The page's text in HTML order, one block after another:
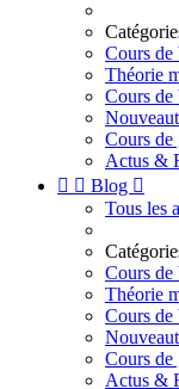
Cours de
Théorie
Cours de
Cours de
Actus &
  Blog 
Tous les
Cours de
Théorie
Cours de
Cours de
Actus &